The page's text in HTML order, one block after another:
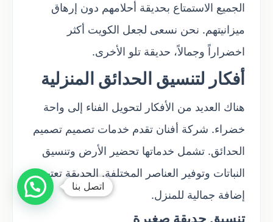
الجميع الاستمتاع بحديقة أحلامهم دون إرهاق
ميزانيتهم. نحن نسعى لجعل الكويت أكثر
اخضراراً وجمالاً، حديقة تلو الأخرى.
أفكار لتنسيق الحدائق المنزلية
هناك العديد من الأفكار لتحويل الفناء إلى واحة
خضراء. شركة أفنان تقدم خدمات تصميم تصميم
الحدائق. تشمل خدماتها تحضير الأرض وتنسيق
النباتات وتوفير العناصر المختلفة. الحديقة تعتبر
إضافة جمالية للمنزل.
تنسيق حديقة صغيرة
اتصل بنا